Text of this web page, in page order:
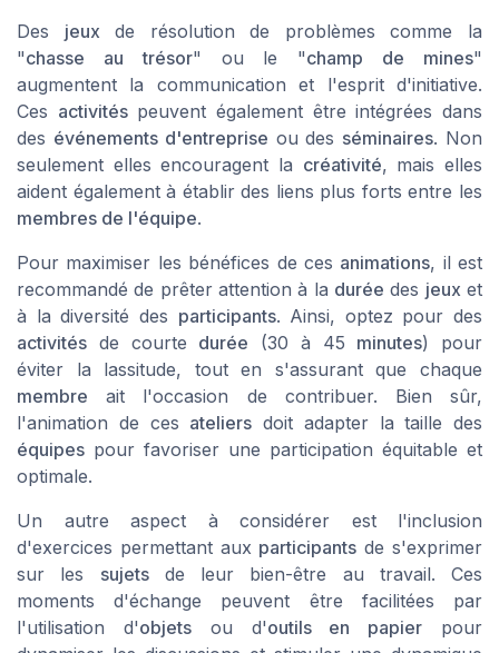
Des jeux de résolution de problèmes comme la
"chasse au trésor" ou le "champ de mines"
augmentent la communication et l'esprit d'initiative.
Ces activitéspeuvent également être intégrées dans
des événements d'entreprise ou des séminaires. Non
seulement elles encouragent la créativité, mais elles
aident également à établir des liens plus forts entre les
membres de l'équipe.
Pour maximiser les bénéfices de ces animations, il est
recommandé de prêter attention à la durée des jeux et
à la diversité des participants. Ainsi, optez pour des
activités de courte durée (30 à 45 minutes) pour
éviter la lassitude, tout en s'assurant que chaque
membre ait l'occasion de contribuer. Bien sûr,
l'animation de ces ateliers doit adapter la taille des
équipes pour favoriser une participation équitable et
optimale.
Un autre aspect à considérer est l'inclusion
d'exercices permettant aux participants de s'exprimer
sur les sujetsde leur bien-être au travail. Ces
moments d'échange peuvent être facilitées par
l'utilisation d'objetsou d'outils en papier pour